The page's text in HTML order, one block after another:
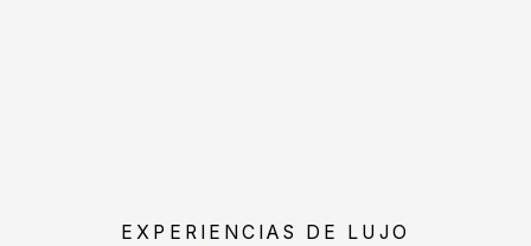
EXPERIENCIAS DE LUJO